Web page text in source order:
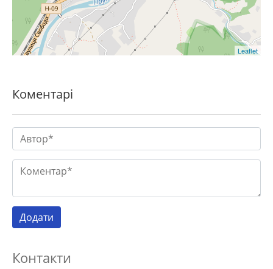
Leaflet
Коментарі
Контакти